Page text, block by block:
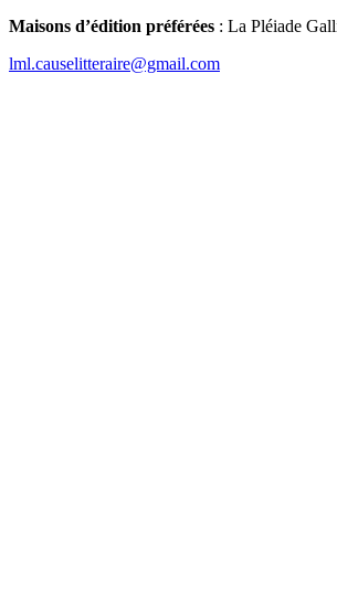
Maisons d’édition préférées : La Pléiade
lml.causelitteraire@gmail.com